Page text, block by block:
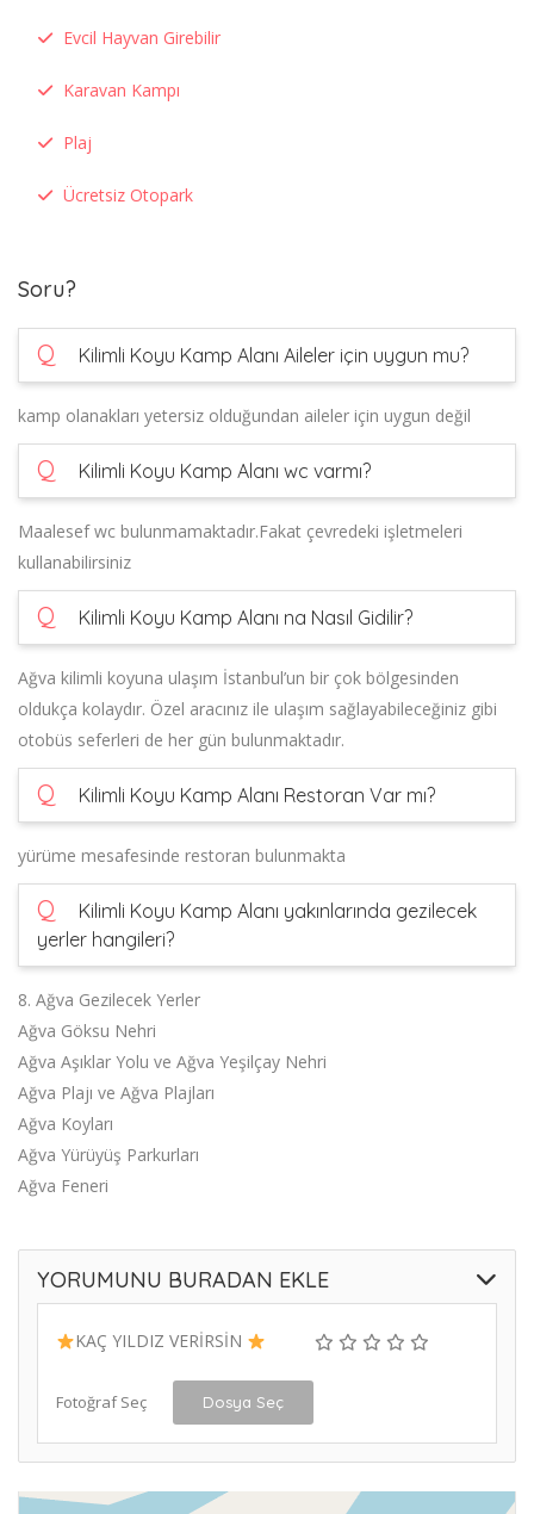
Evcil Hayvan Girebilir
Karavan Kampı
Plaj
Ücretsiz Otopark
Soru?
Q Kilimli Koyu Kamp Alanı Aileler için uygun mu?
kamp olanakları yetersiz olduğundan aileler için uygun değil
Q Kilimli Koyu Kamp Alanı wc varmı?
Maalesef wc bulunmamaktadır.Fakat çevredeki işletmeleri
kullanabilirsiniz
Q Kilimli Koyu Kamp Alanı na Nasıl Gidilir?
Ağva kilimli koyuna ulaşım İstanbul’un bir çok bölgesinden
oldukça kolaydır. Özel aracınız ile ulaşım sağlayabileceğiniz gibi
otobüs seferleri de her gün bulunmaktadır.
Q Kilimli Koyu Kamp Alanı Restoran Var mı?
yürüme mesafesinde restoran bulunmakta
Q
Kilimli Koyu Kamp Alanı yakınlarında gezilecek
yerler hangileri?
8. Ağva Gezilecek Yerler
Ağva Göksu Nehri
Ağva Aşıklar Yolu ve Ağva Yeşilçay Nehri
Ağva Plajı ve Ağva Plajları
Ağva Koyları
Ağva Yürüyüş Parkurları
Ağva Feneri
YORUMUNU BURADAN EKLE
KAÇ YILDIZ VERİRSİN
Fotoğraf Seç Dosya Seç